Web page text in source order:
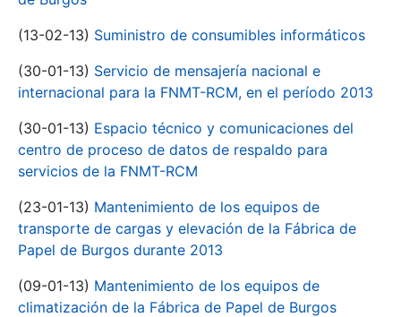
(13-02-13) Suministro de consumibles informáticos
(30-01-13) Servicio de mensajería nacional e
internacional para la FNMT-RCM, en el período 2013
(30-01-13) Espacio técnico y comunicaciones del
centro de proceso de datos de respaldo para
servicios de la FNMT-RCM
(23-01-13) Mantenimiento de los equipos de
transporte de cargas y elevación de la Fábrica de
Papel de Burgos durante 2013
(09-01-13) Mantenimiento de los equipos de
climatización de la Fábrica de Papel de Burgos